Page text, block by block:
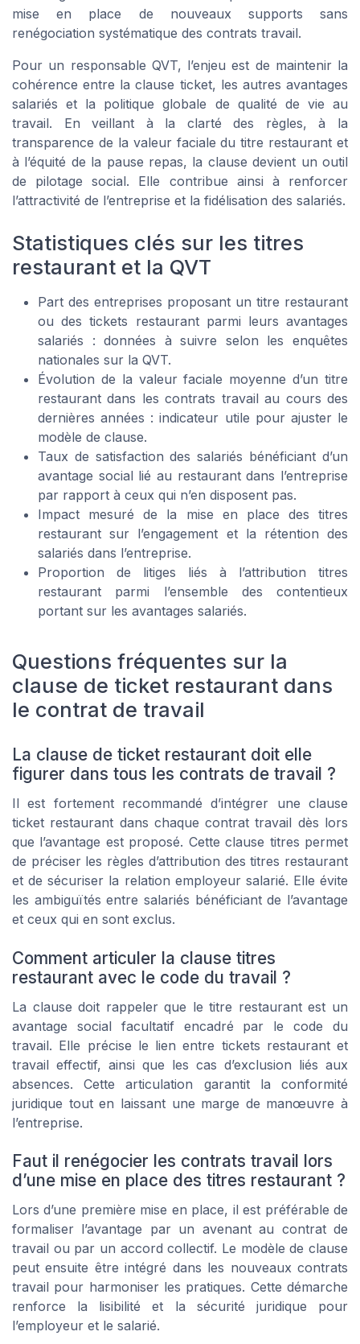
mise en place de nouveaux supports sans
renégociation systématique des contrats travail.
Pour un responsable QVT, l’enjeu est de maintenir la
cohérence entre la clause ticket, les autres avantages
salariés et la politique globale de qualité de vie au
travail. En veillant à la clarté des règles, à la
transparence de la valeur faciale du titre restaurant et
à l’équité de la pause repas, la clause devient un outil
de pilotage social. Elle contribue ainsi à renforcer
l’attractivité de l’entreprise et la fidélisation des salariés.
Statistiques clés sur les titres
restaurant et la QVT
Part des entreprises proposant un titre restaurant
ou des tickets restaurant parmi leurs avantages
salariés : données à suivre selon les enquêtes
nationales sur la QVT.
Évolution de la valeur faciale moyenne d’un titre
restaurant dans les contrats travail au cours des
dernières années : indicateur utile pour ajuster le
modèle de clause.
Taux de satisfaction des salariés bénéficiant d’un
avantage social lié au restaurant dans l’entreprise
par rapport à ceux qui n’en disposent pas.
Impact mesuré de la mise en place des titres
restaurant sur l’engagement et la rétention des
salariés dans l’entreprise.
Proportion de litiges liés à l’attribution titres
restaurant parmi l’ensemble des contentieux
portant sur les avantages salariés.
Questions fréquentes sur la
clause de ticket restaurant dans
le contrat de travail
La clause de ticket restaurant doit elle
figurer dans tous les contrats de travail ?
Il est fortement recommandé d’intégrer une clause
ticket restaurant dans chaque contrat travail dès lors
que l’avantage est proposé. Cette clause titres permet
de préciser les règles d’attribution des titres restaurant
et de sécuriser la relation employeur salarié. Elle évite
les ambiguïtés entre salariés bénéficiant de l’avantage
et ceux qui en sont exclus.
Comment articuler la clause titres
restaurant avec le code du travail ?
La clause doit rappeler que le titre restaurant est un
avantage social facultatif encadré par le code du
travail. Elle précise le lien entre tickets restaurant et
travail effectif, ainsi que les cas d’exclusion liés aux
absences. Cette articulation garantit la conformité
juridique tout en laissant une marge de manœuvre à
l’entreprise.
Faut il renégocier les contrats travail lors
d’une mise en place des titres restaurant ?
Lors d’une première mise en place, il est préférable de
formaliser l’avantage par un avenant au contrat de
travail ou par un accord collectif. Le modèle de clause
peut ensuite être intégré dans les nouveaux contrats
travail pour harmoniser les pratiques. Cette démarche
renforce la lisibilité et la sécurité juridique pour
l’employeur et le salarié.